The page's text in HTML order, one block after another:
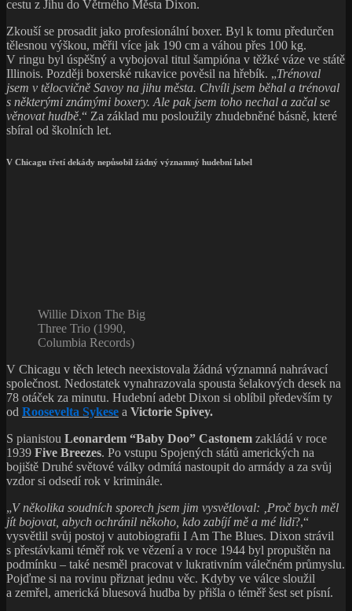
cestu z Jihu do Větrného Města Dixon.
Zkouší se prosadit jako profesionální boxer. Byl k tomu předurčen
tělesnou výškou, měřil více jak 190 cm a váhou přes 100 kg.
V ringu byl úspěšný a vybojoval titul šampióna v těžké váze ve státě
Illinois. Později boxerské rukavice pověsil na hřebík. „Trénoval
jsem v tělocvičně Savoy na jihu města. Chvíli jsem běhal a trénoval
s některými známými boxery. Ale pak jsem toho nechal a začal se
věnovat hudbě.“ Za základ mu posloužily zhudebněné básně, které
sbíral od školních let.
V Chicagu třetí dekády nepůsobil žádný významný hudební label
Willie Dixon The Big
Three Trio (1990,
Columbia Records)
V Chicagu v těch letech neexistovala žádná významná nahrávací
společnost. Nedostatek vynahrazovala spousta šelakových desek na
78 otáček za minutu. Hudební adebt Dixon si oblíbil především ty
od Roosevelta Sykese a Victorie Spivey.
S pianistou Leonardem “Baby Doo” Castonem zakládá v roce
1939 Five Breezes. Po vstupu Spojených států amerických na
bojiště Druhé světové války odmítá nastoupit do armády a za svůj
vzdor si odsedí rok v kriminále.
„V několika soudních sporech jsem jim vysvětloval: ‚Proč bych měl
jít bojovat, abych ochránil někoho, kdo zabíjí mě a mé lidi?,“
vysvětlil svůj postoj v autobiografii I Am The Blues. Dixon strávil
s přestávkami téměř rok ve vězení a v roce 1944 byl propuštěn na
podmínku – také nesměl pracovat v lukrativním válečném průmyslu.
Pojďme si na rovinu přiznat jednu věc. Kdyby ve válce sloužil
a zemřel, americká bluesová hudba by přišla o téměř šest set písní.